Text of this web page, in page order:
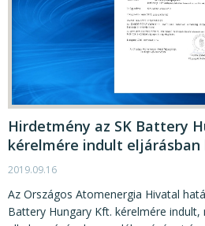
Hirdetmény az SK Battery
kérelmére indult
2019.09.16
Az Országos Atomenergia Hivatal
Battery Hungary Kft. kérelmére indult,